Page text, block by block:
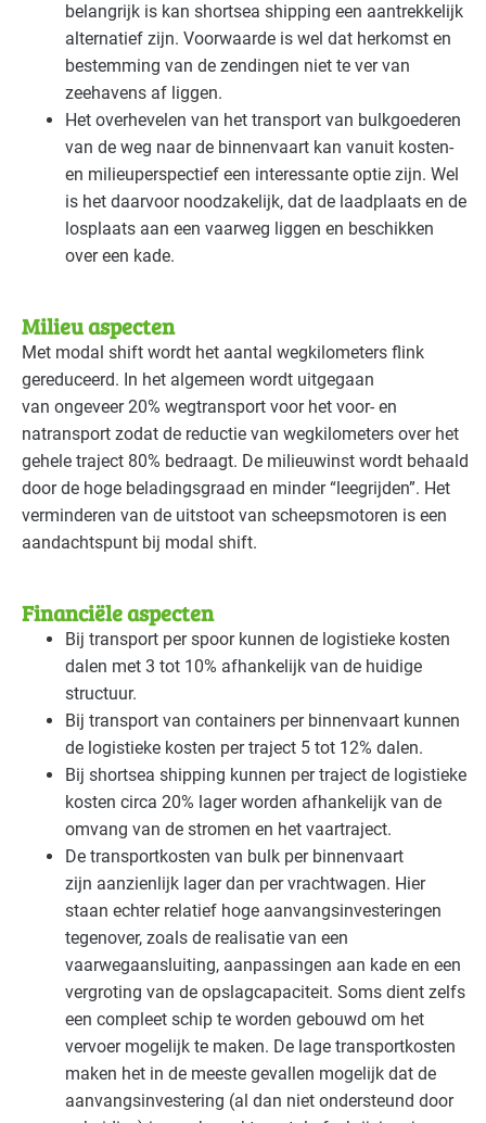
belangrijk is kan shortsea shipping een aantrekkelijk
alternatief zijn. Voorwaarde is wel dat herkomst en
bestemming van de zendingen niet te ver van
zeehavens af liggen.
Het overhevelen van het transport van bulkgoederen
van de weg naar de binnenvaart kan vanuit kosten-
en milieuperspectief een interessante optie zijn. Wel
is het daarvoor noodzakelijk, dat de laadplaats en de
losplaats aan een vaarweg liggen en beschikken
over een kade.
Milieu aspecten
Met modal shift wordt het aantal wegkilometers flink
gereduceerd. In het algemeen wordt uitgegaan
van ongeveer 20% wegtransport voor het voor- en
natransport zodat de reductie van wegkilometers over het
gehele traject 80% bedraagt. De milieuwinst wordt behaald
door de hoge beladingsgraad en minder “leegrijden”. Het
verminderen van de uitstoot van scheepsmotoren is een
aandachtspunt bij modal shift.
Financiële aspecten
Bij transport per spoor kunnen de logistieke kosten
dalen met 3 tot 10% afhankelijk van de huidige
structuur.
Bij transport van containers per binnenvaart kunnen
de logistieke kosten per traject 5 tot 12% dalen.
Bij shortsea shipping kunnen per traject de logistieke
kosten circa 20% lager worden afhankelijk van de
omvang van de stromen en het vaartraject.
De transportkosten van bulk per binnenvaart
zijn aanzienlijk lager dan per vrachtwagen. Hier
staan echter relatief hoge aanvangsinvesteringen
tegenover, zoals de realisatie van een
vaarwegaansluiting, aanpassingen aan kade en een
vergroting van de opslagcapaciteit. Soms dient zelfs
een compleet schip te worden gebouwd om het
vervoer mogelijk te maken. De lage transportkosten
maken het in de meeste gevallen mogelijk dat de
aanvangsinvestering (al dan niet ondersteund door